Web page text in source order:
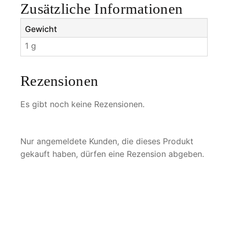
t
i
M
e
g
e
Zusätzliche Informationen
Gewicht
1 g
Rezensionen
Es gibt noch keine Rezensionen.
Nur angemeldete Kunden, die dieses Produkt
gekauft haben, dürfen eine Rezension abgeben.